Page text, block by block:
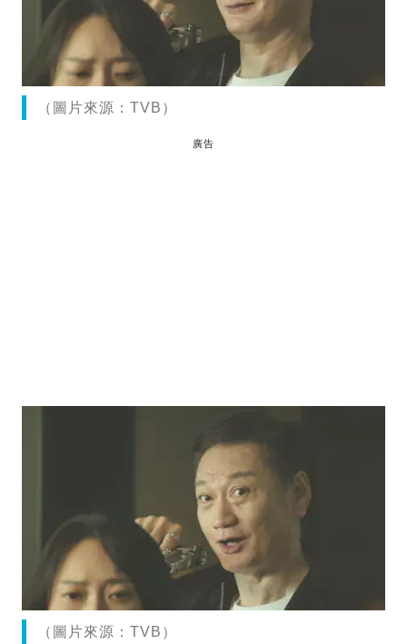
（圖片來源：TVB）
廣告
（圖片來源：TVB）